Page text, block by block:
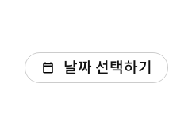
날짜 선택하기